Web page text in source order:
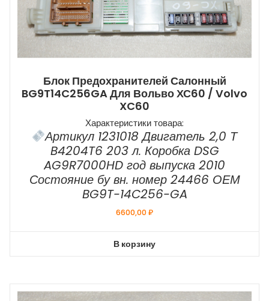
Блок Предохранителей Салонный
BG9T14C256GA Для Вольво ХС60 / Volvo
XC60
Характеристики товара:
Артикул 1231018 Двигатель 2,0 Т
B4204T6 203 л. Коробка DSG
AG9R7000HD год выпуска 2010
Состояние бу вн. номер 24466 ОЕМ
BG9T-14C256-GA
6600,00₽
В корзину